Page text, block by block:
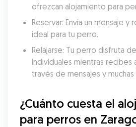
ofrezcan alojamiento para
Reservar: Envía un mensaje y
ideal para tu perro.
Relajarse: Tu perro disfruta
individuales mientras recibes
través de mensajes y
¿Cuánto cuesta el
para perros en